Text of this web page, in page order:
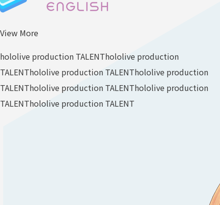
View More
hololive production TALENThololive production
TALENThololive production TALENThololive production
TALENThololive production TALENThololive production
TALENThololive production TALENT